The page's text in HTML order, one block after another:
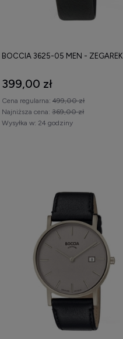
BOCCIA 3625-05 MEN - ZEGAREK
399,00 zł
Cena regularna: 499,00 zł
Najniższa cena: 369,00 zł
Wysyłka w: 24 godziny